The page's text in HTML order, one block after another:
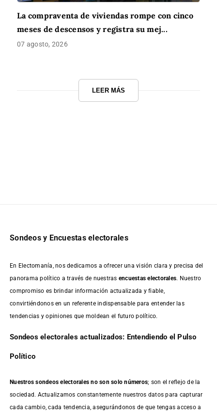
La compraventa de viviendas rompe con cinco
meses de descensos y registra su mej...
07 agosto, 2026
LEER MÁS
Sondeos y Encuestas electorales
En Electomanía, nos dedicamos a ofrecer una visión clara y precisa del
panorama político a través de nuestras encuestas electorales. Nuestro
compromiso es brindar información actualizada y fiable,
convirtiéndonos en un referente indispensable para entender las
tendencias y opiniones que moldean el futuro político.
Sondeos electorales actualizados: Entendiendo el Pulso
Político
Nuestros sondeos electorales no son solo números; son el reflejo de la
sociedad. Actualizamos constantemente nuestros datos para capturar
cada cambio, cada tendencia, asegurándonos de que tengas acceso a